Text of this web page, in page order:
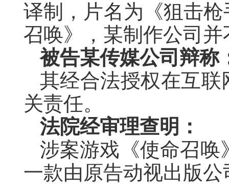
译制，片名为《狙击
召唤》，某制作公司并
被告某传媒公司辩称
其经合法授权在互
关责任。
法院经审理查明：
涉案游戏《使命召唤
一款由原告动视出版